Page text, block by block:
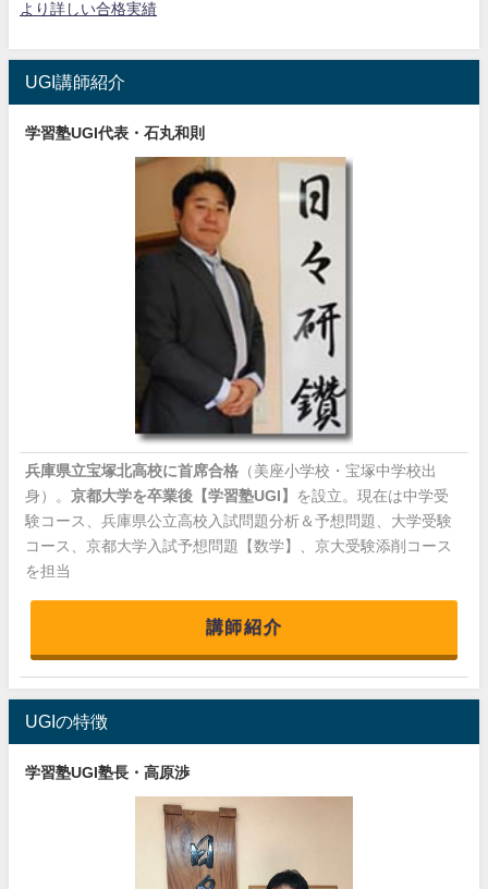
より詳しい合格実績
UGI講師紹介
学習塾UGI代表・石丸和則
兵庫県立宝塚北高校に首席合格 （美座小学校・宝塚中学校出
身）。 京都大学を卒業後【学習塾UGI】
を設立。現在は中学受
験コース、兵庫県公立高校入試問題分析＆予想問題、大学受験
コース、京都大学入試予想問題【数学】、京大受験添削コース
を担当
講師紹介
UGIの特徴
学習塾UGI塾長・高原渉